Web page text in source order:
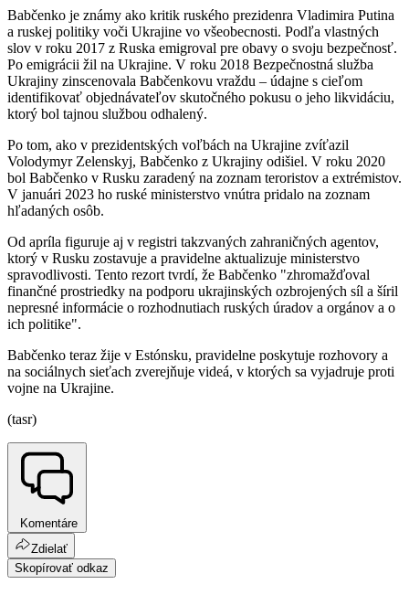
Babčenko je známy ako kritik ruského prezidenra Vladimira Putina
a ruskej politiky voči Ukrajine vo všeobecnosti. Podľa vlastných
slov v roku 2017 z Ruska emigroval pre obavy o svoju bezpečnosť.
Po emigrácii žil na Ukrajine. V roku 2018 Bezpečnostná služba
Ukrajiny zinscenovala Babčenkovu vraždu – údajne s cieľom
identifikovať objednávateľov skutočného pokusu o jeho likvidáciu,
ktorý bol tajnou službou odhalený.
Po tom, ako v prezidentských voľbách na Ukrajine zvíťazil
Volodymyr Zelenskyj, Babčenko z Ukrajiny odišiel. V roku 2020
bol Babčenko v Rusku zaradený na zoznam teroristov a extrémistov.
V januári 2023 ho ruské ministerstvo vnútra pridalo na zoznam
hľadaných osôb.
Od apríla figuruje aj v registri takzvaných zahraničných agentov,
ktorý v Rusku zostavuje a pravidelne aktualizuje ministerstvo
spravodlivosti. Tento rezort tvrdí, že Babčenko "zhromažďoval
finančné prostriedky na podporu ukrajinských ozbrojených síl a šíril
nepresné informácie o rozhodnutiach ruských úradov a orgánov a o
ich politike".
Babčenko teraz žije v Estónsku, pravidelne poskytuje rozhovory a
na sociálnych sieťach zverejňuje videá, v ktorých sa vyjadruje proti
vojne na Ukrajine.
(tasr)
Komentáre
Zdielať
Skopírovať odkaz